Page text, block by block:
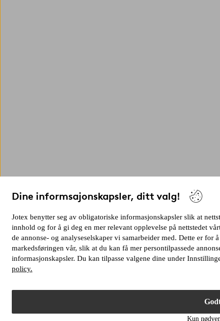
Dine informsajonskapsler, ditt valg!
Jotex benytter seg av obligatoriske informasjonskapsler slik at
innhold og for å gi deg en mer relevant opplevelse på nettstedet
de annonse- og analyseselskaper vi samarbeider med. Dette er
markedsføringen vår, slik at du kan få mer persontilpassede
informasjonskapsler. Du kan tilpasse valgene dine under
policy.
Kun